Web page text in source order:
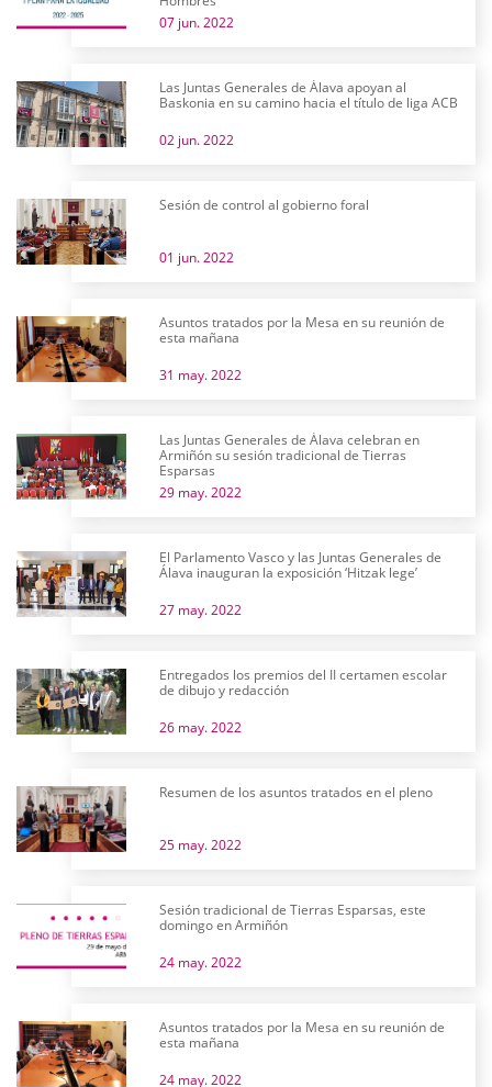
07 jun. 2022
Las Juntas Generales de Álava apoyan al
Baskonia en su camino hacia el título de liga ACB
02 jun. 2022
Sesión de control al gobierno foral
01 jun. 2022
Asuntos tratados por la Mesa en su reunión de
esta mañana
31 may. 2022
Las Juntas Generales de Álava celebran en
Armiñón su sesión tradicional de Tierras
Esparsas
29 may. 2022
El Parlamento Vasco y las Juntas Generales de
Álava inauguran la exposición ‘Hitzak lege’
27 may. 2022
Entregados los premios del II certamen escolar
de dibujo y redacción
26 may. 2022
Resumen de los asuntos tratados en el pleno
25 may. 2022
Sesión tradicional de Tierras Esparsas, este
domingo en Armiñón
24 may. 2022
Asuntos tratados por la Mesa en su reunión de
esta mañana
24 may. 2022